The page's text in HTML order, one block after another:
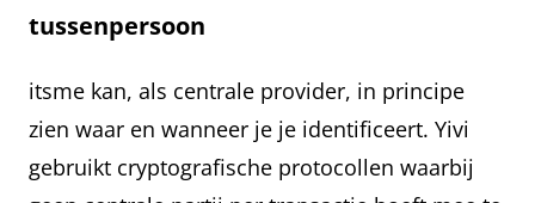
tussenpersoon
itsme kan, als centrale provider, in principe
zien waar en wanneer je je identificeert. Yivi
gebruikt cryptografische protocollen waarbij